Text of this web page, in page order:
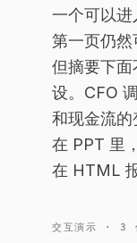
一个可以进
第一页仍然
但摘要下
设。CFO
和现金流的
在 PPT 里
在 HTML
交互演示 · 3